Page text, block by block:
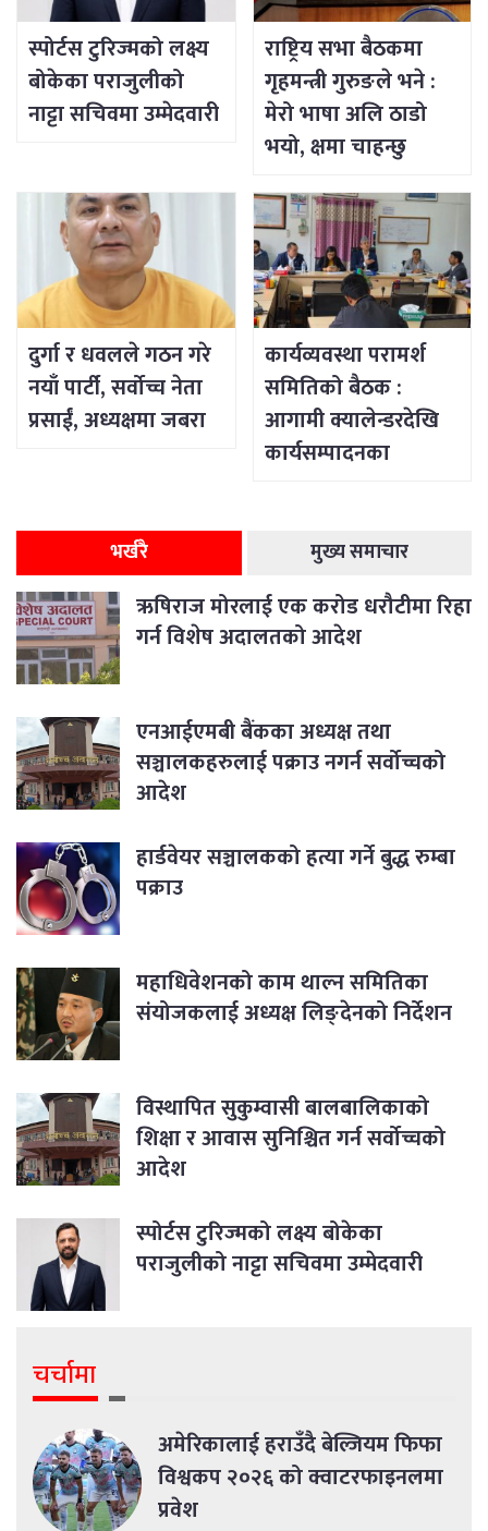
स्पोर्टस टुरिज्मको लक्ष्य
बोकेका पराजुलीको
नाट्टा सचिवमा उम्मेदवारी
राष्ट्रिय सभा बैठकमा
गृहमन्त्री गुरुङले भने :
मेरो भाषा अलि ठाडो
भयो, क्षमा चाहन्छु
दुर्गा र धवलले गठन गरे
नयाँ पार्टी, सर्वोच्च नेता
प्रसाईं, अध्यक्षमा जबरा
कार्यव्यवस्था परामर्श
समितिको बैठक :
आगामी क्यालेन्डरदेखि
कार्यसम्पादनका
भर्खरै मुख्य समाचार
ऋषिराज मोरलाई एक करोड धरौटीमा रिहा
गर्न विशेष अदालतको आदेश
एनआईएमबी बैंकका अध्यक्ष तथा
सञ्चालकहरुलाई पक्राउ नगर्न सर्वोच्चको
आदेश
हार्डवेयर सञ्चालकको हत्या गर्ने बुद्ध रुम्बा
पक्राउ
महाधिवेशनको काम थाल्न समितिका
संयोजकलाई अध्यक्ष लिङ्देनको निर्देशन
विस्थापित सुकुम्वासी बालबालिकाको
शिक्षा र आवास सुनिश्चित गर्न सर्वोच्चको
आदेश
स्पोर्टस टुरिज्मको लक्ष्य बोकेका
पराजुलीको नाट्टा सचिवमा उम्मेदवारी
चर्चामा
अमेरिकालाई हराउँदै बेल्जियम फिफा
विश्वकप २०२६ को क्वाटरफाइनलमा
प्रवेश